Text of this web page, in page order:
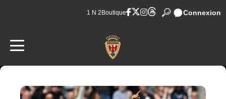
1 N 2 Boutique Connexion